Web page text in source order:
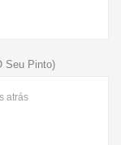
Seu Pinto)
atrás